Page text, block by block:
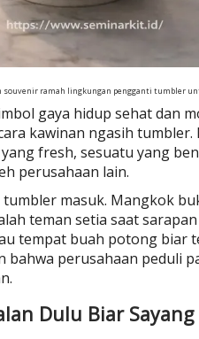
souvenir ramah lingkungan pengganti tumbler
gaya hidup sehat dan
kawinan ngasih
fresh, sesuatu yang
perusahaan lain.
masuk. Mangkok
teman setia saat
tempat buah potong biar
perusahaan peduli
Dulu Biar Sayang